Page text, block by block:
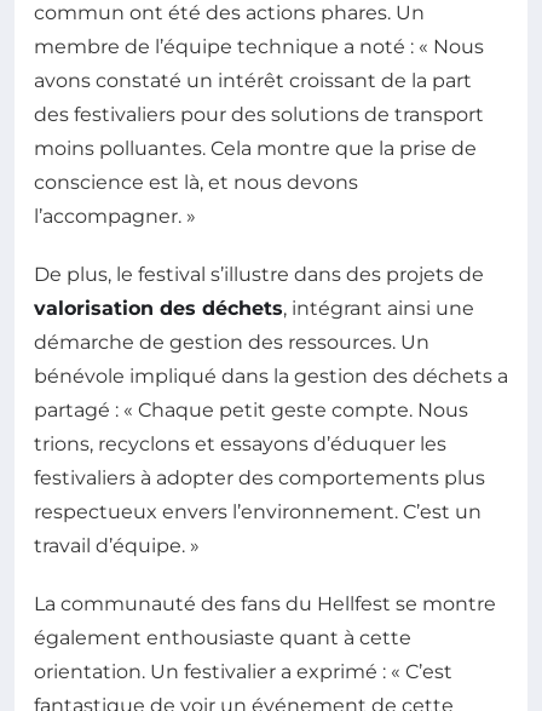
commun ont été des actions phares. Un
membre de l’équipe technique a noté : « Nous
avons constaté un intérêt croissant de la part
des festivaliers pour des solutions de transport
moins polluantes. Cela montre que la prise de
conscience est là, et nous devons
l’accompagner. »
De plus, le festival s’illustre dans des projets de
valorisation des déchets, intégrant ainsi une
démarche de gestion des ressources. Un
bénévole impliqué dans la gestion des déchets a
partagé : « Chaque petit geste compte. Nous
trions, recyclons et essayons d’éduquer les
festivaliers à adopter des comportements plus
respectueux envers l’environnement. C’est un
travail d’équipe. »
La communauté des fans du Hellfest se montre
également enthousiaste quant à cette
orientation. Un festivalier a exprimé : « C’est
fantastique de voir un événement de cette